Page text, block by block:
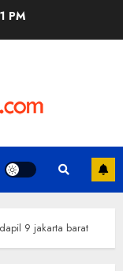
PM
9 jakarta barat